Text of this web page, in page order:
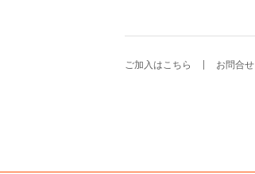
ご加入はこちら お問合せ